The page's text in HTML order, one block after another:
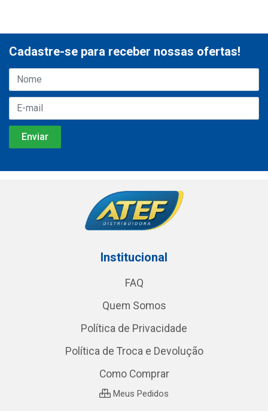
Cadastre-se para receber nossas ofertas!
Institucional
FAQ
Quem Somos
Política de Privacidade
Política de Troca e Devolução
Como Comprar
Meus Pedidos